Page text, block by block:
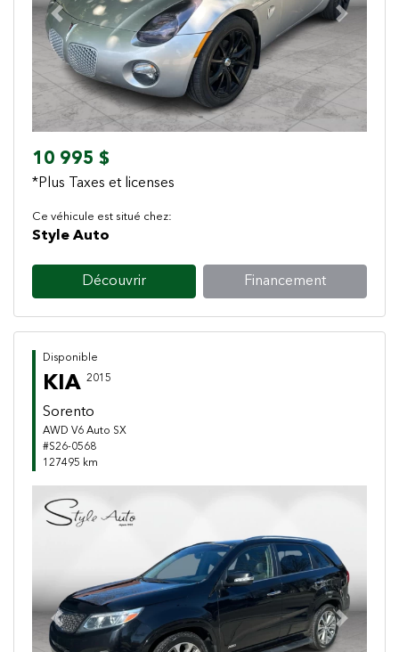
Previous Next
10 995 $
*Plus Taxes et licenses
Ce véhicule est situé chez:
Style Auto
Découvrir Financement
Disponible
KIA 2015
Sorento
AWD V6 Auto SX
#S26-0568
127495 km
Previous Next